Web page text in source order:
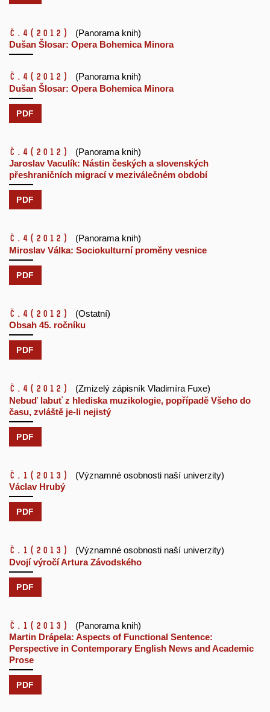
č.4 (2012)
(Panorama knih)
Dušan Šlosar: Opera Bohemica Minora
č.4 (2012)
(Panorama knih)
Dušan Šlosar: Opera Bohemica Minora
PDF
č.4 (2012)
(Panorama knih)
Jaroslav Vaculík: Nástin českých a slovenských
přeshraničních migrací v meziválečném období
PDF
č.4 (2012)
(Panorama knih)
Miroslav Válka: Sociokulturní proměny vesnice
PDF
č.4 (2012)
(Ostatní)
Obsah 45. ročníku
PDF
č.4 (2012)
(Zmizelý zápisník Vladimíra Fuxe)
Nebuď labuť z hlediska muzikologie, popřípadě Všeho do
času, zvláště je-li nejistý
PDF
č.1 (2013)
(Významné osobnosti naší univerzity)
Václav Hrubý
PDF
č.1 (2013)
(Významné osobnosti naší univerzity)
Dvojí výročí Artura Závodského
PDF
č.1 (2013)
(Panorama knih)
Martin Drápela: Aspects of Functional Sentence:
Perspective in Contemporary English News and Academic
Prose
PDF